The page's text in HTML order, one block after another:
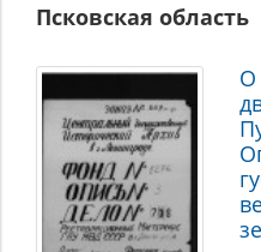
Псковская область
О